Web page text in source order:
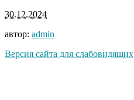
30.12.2024
автор: admin
Версия сайта для слабовидящих